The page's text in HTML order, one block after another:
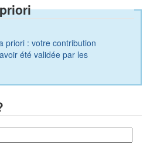
priori : votre contribution
été validée par les